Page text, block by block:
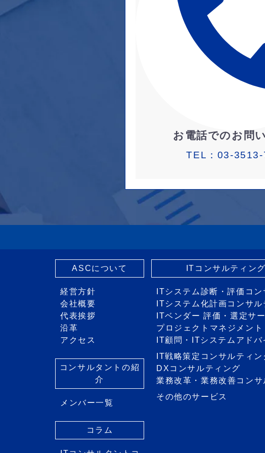
お電話でのお問
TEL： 03-3513-
ASCについて
経営方針
会社概要
代表挨拶
沿革
アクセス
コンサルタントの紹
介
メンバー一覧
コラム
ITコンサルティン
ITシステム診断・評価コ
ITシステム化計画コンサ
ITベンダー 評価・選定サ
プロジェクトマネジメント
IT顧問・ITシステムアド
IT戦略策定コンサルティン
DXコンサルティング
業務改革・業務改善コンサ
その他のサービス